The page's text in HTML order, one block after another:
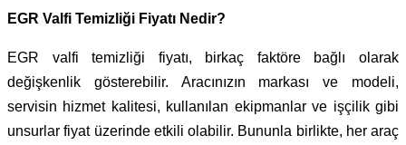
EGR Valfi Temizliği Fiyatı Nedir?
EGR valfi temizliği fiyatı, birkaç faktöre bağlı olarak
değişkenlik gösterebilir. Aracınızın markası ve modeli,
servisin hizmet kalitesi, kullanılan ekipmanlar ve işçilik gibi
unsurlar fiyat üzerinde etkili olabilir. Bununla birlikte, her araç